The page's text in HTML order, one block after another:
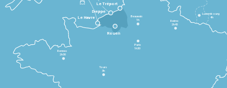
Le Havre
Dieppe
Le Tréport
Rennes
2h30
Tours
3h
Paris
1h30
Beauvais
1h
Reims
2h45
Luxembourg
4h
Rouen